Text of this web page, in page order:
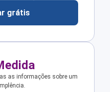
grátis
as informações sobre um